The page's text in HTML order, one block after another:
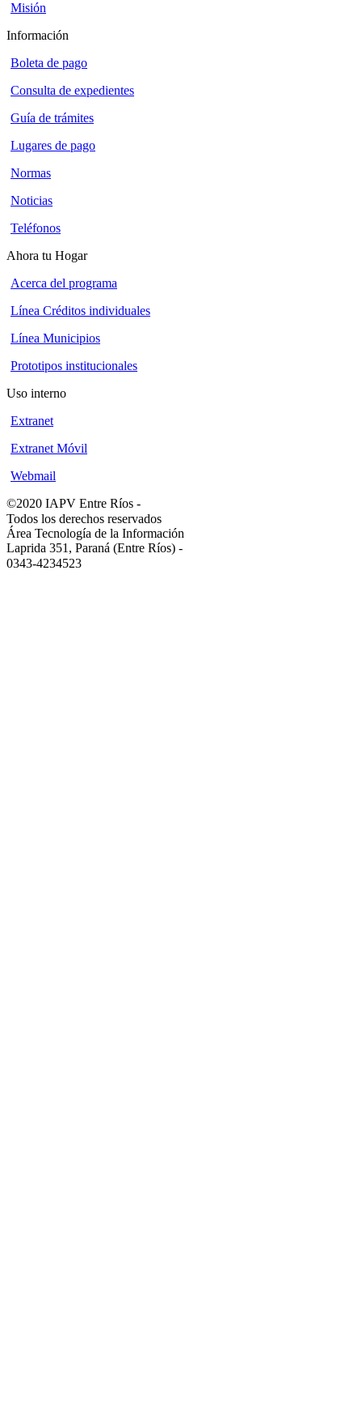
Misión
Información
Boleta de pago
Consulta de expedientes
Guía de trámites
Lugares de pago
Normas
Noticias
Teléfonos
Ahora tu Hogar
Acerca del programa
Línea Créditos individuales
Línea Municipios
Prototipos institucionales
Uso interno
Extranet
Extranet Móvil
Webmail
©2020 IAPV Entre Ríos -
Todos los derechos reservados
Área Tecnología de la Información
Laprida 351, Paraná (Entre Ríos) -
0343-4234523